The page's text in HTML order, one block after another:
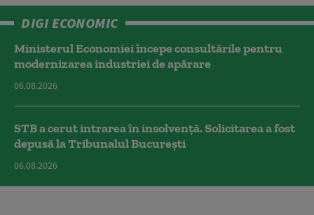
DIGI ECONOMIC
Ministerul Economiei începe consultările pentru
modernizarea industriei de apărare
06.08.2026
STB a cerut intrarea în insolvență. Solicitarea a fost
depusă la Tribunalul București
06.08.2026